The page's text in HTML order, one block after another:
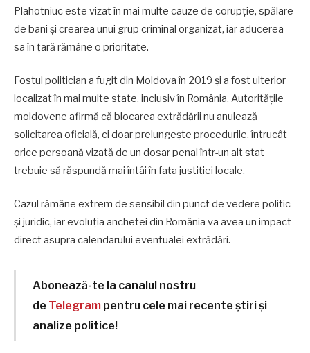
Plahotniuc este vizat în mai multe cauze de corupție, spălare
de bani și crearea unui grup criminal organizat, iar aducerea
sa în țară rămâne o prioritate.
Fostul politician a fugit din Moldova în 2019 și a fost ulterior
localizat în mai multe state, inclusiv în România. Autoritățile
moldovene afirmă că blocarea extrădării nu anulează
solicitarea oficială, ci doar prelungește procedurile, întrucât
orice persoană vizată de un dosar penal într-un alt stat
trebuie să răspundă mai întâi în fața justiției locale.
Cazul rămâne extrem de sensibil din punct de vedere politic
și juridic, iar evoluția anchetei din România va avea un impact
direct asupra calendarului eventualei extrădări.
Abonează-te la canalul nostru
de Telegram pentru cele mai recente știri și
analize politice!